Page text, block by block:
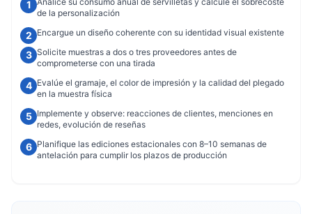
de la personalización
Encargue un diseño coherente con su identidad visual existente
Solicite muestras a dos o tres proveedores antes de
comprometerse con una tirada
Evalúe el gramaje, el color de impresión y la calidad del plegado
en la muestra física
Implemente y observe: reacciones de clientes, menciones en
redes, evolución de reseñas
Planifique las ediciones estacionales con 8–10 semanas de
antelación para cumplir los plazos de producción